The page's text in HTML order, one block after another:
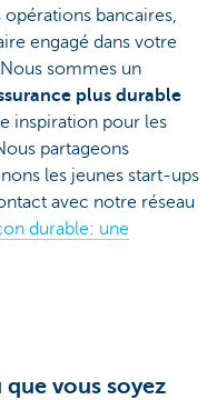
bancaires,
engagé dans votre
sommes un
plus durable
inspiration pour les
partageons
les jeunes start-ups
avec notre réseau
durable: une
vous soyez